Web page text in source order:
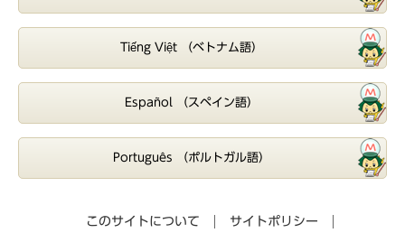
Tiếng Việt （ベトナム語）
Español （スペイン語）
Português （ポルトガル語）
このサイトについて サイトポリシー